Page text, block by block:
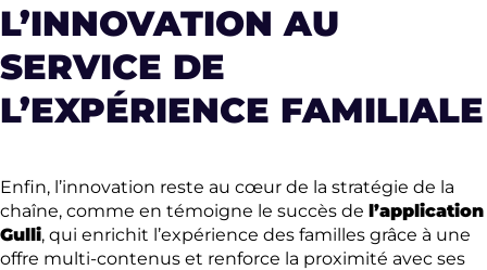
L’INNOVATION AU
SERVICE DE
L’EXPÉRIENCE FAMILIALE
Enfin, l’innovation reste au cœur de la stratégie de la
chaîne, comme en témoigne le succès de l’application
Gulli, qui enrichit l’expérience des familles grâce à une
offre multi-contenus et renforce la proximité avec ses